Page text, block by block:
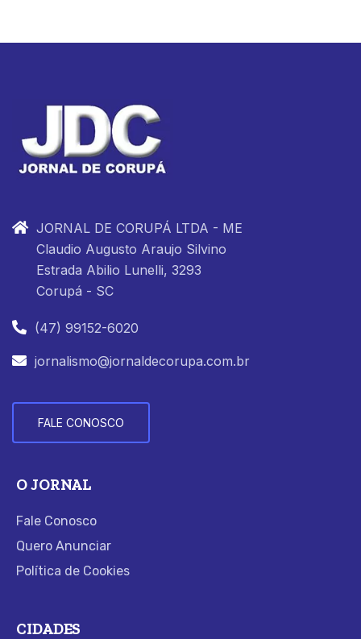
JORNAL DE CORUPÁ LTDA - ME
Claudio Augusto Araujo Silvino
Estrada Abilio Lunelli, 3293
Corupá - SC
(47) 99152-6020
jornalismo@jornaldecorupa.com.br
FALE CONOSCO
O JORNAL
Fale Conosco
Quero Anunciar
Política de Cookies
CIDADES